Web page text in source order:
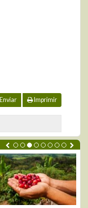
Enviar Imprimir